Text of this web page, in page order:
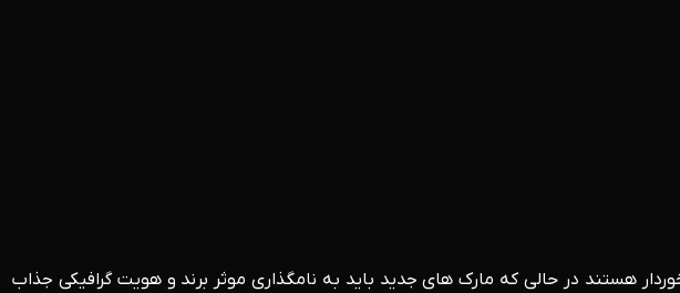
هستند در حالی که مارک های جدید باید به نامگذاری موثر برند و هویت گرافیکی جذاب